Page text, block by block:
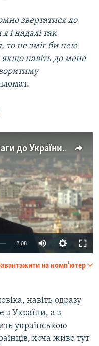
звертатися до
і надалі так
то не зміг би нею
навіть до мене
Я вивчив українську з поваги до України – Leo Mantis
available
2:08
на комп'ютер
навіть одразу
з України, а з
українською
хоча живе тут